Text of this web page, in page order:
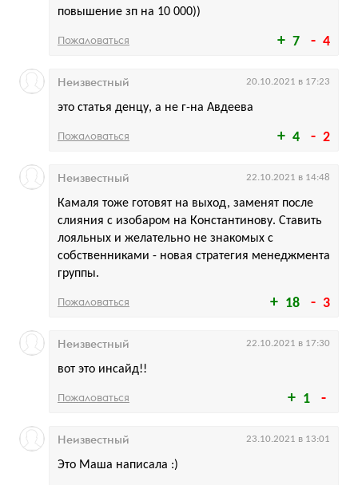
7 4
повышение зп на 10 000))
Пожаловаться
4 2
это статья денцу, а не г-на Авдеева
Неизвестный 20.10.2021 в 17:23
Пожаловаться
18 3
Камаля тоже готовят на выход, заменят после
слияния с изобаром на Константинову. Ставить
лояльных и желательно не знакомых с
собственниками - новая стратегия менеджмента
группы.
Неизвестный 22.10.2021 в 14:48
Пожаловаться
1
вот это инсайд!!
Неизвестный 22.10.2021 в 17:30
Пожаловаться
Это Маша написала :)
Неизвестный 23.10.2021 в 13:01